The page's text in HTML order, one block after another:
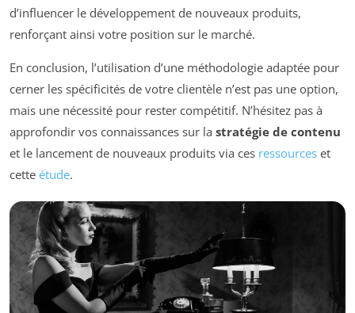
d’influencer le développement de nouveaux produits,
renforçant ainsi votre position sur le marché.
En conclusion, l’utilisation d’une méthodologie adaptée pour
cerner les spécificités de votre clientèle n’est pas une option,
mais une nécessité pour rester compétitif. N’hésitez pas à
approfondir vos connaissances sur la stratégie de contenu
et le lancement de nouveaux produits via ces ressources et
cette étude.